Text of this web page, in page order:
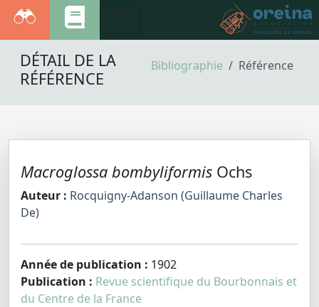
Bibliographie Référence
DÉTAIL DE LA
RÉFÉRENCE
Macroglossa bombyliformis Ochs
Auteur : Rocquigny-Adanson (Guillaume Charles
De)
Année de publication : 1902
Publication : Revue scientifique du Bourbonnais et
du Centre de la France